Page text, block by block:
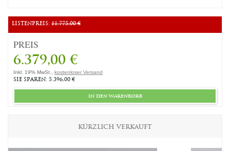
LISTENPREIS: 11.775,00 €
PREIS
6.379,00 €
Inkl. 19% MwSt., kostenloser Versand
SIE SPAREN: 5.396,00 €
in den warenkorb
KÜRZLICH VERKAUFT